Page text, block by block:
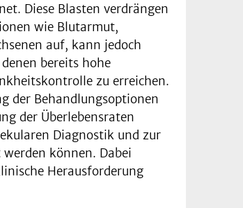
Diese Blasten verdrängen
wie Blutarmut,
auf, kann jedoch
bereits hohe
zu erreichen.
der Behandlungsoptionen
der Überlebensraten
Diagnostik und zur
können. Dabei
Herausforderung